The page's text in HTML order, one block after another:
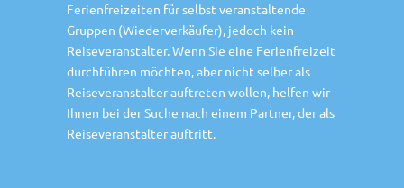
Ferienfreizeiten für selbst veranstaltende
Gruppen (Wiederverkäufer), jedoch kein
Reiseveranstalter. Wenn Sie eine Ferienfreizeit
durchführen möchten, aber nicht selber als
Reiseveranstalter auftreten wollen, helfen wir
Ihnen bei der Suche nach einem Partner, der als
Reiseveranstalter auftritt.